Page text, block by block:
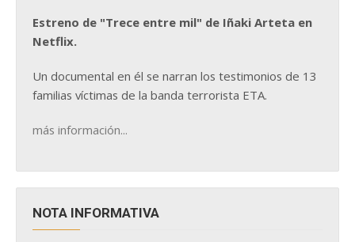
Estreno de "Trece entre mil" de Iñaki Arteta en
Netflix.
Un documental en él se narran los testimonios de 13
familias víctimas de la banda terrorista ETA.
más información...
NOTA INFORMATIVA